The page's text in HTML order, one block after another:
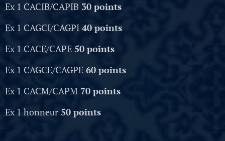
Ex 1 CACIB/CAPIB 30 points
Ex 1 CAGCI/CAGPI 40 points
Ex 1 CACE/CAPE 50 points
Ex 1 CAGCE/CAGPE 60 points
Ex 1 CACM/CAPM 70 points
Ex 1 honneur 50 points